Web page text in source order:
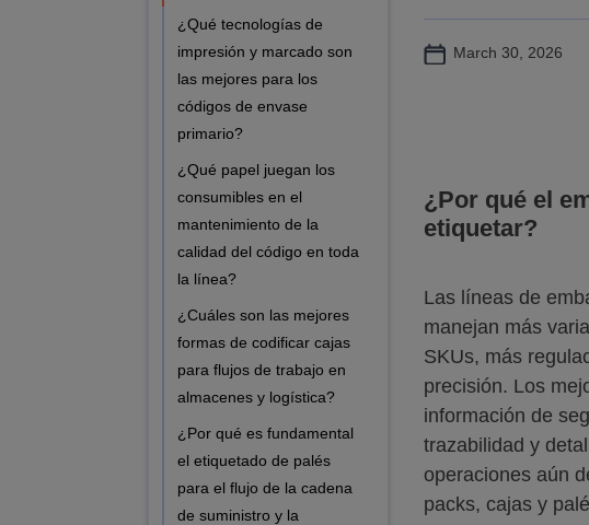
¿Qué tecnologías de
impresión y marcado son
las mejores para los
códigos de envase
primario?
¿Qué papel juegan los
consumibles en el
mantenimiento de la
calidad del código en toda
la línea?
¿Cuáles son las mejores
formas de codificar cajas
para flujos de trabajo en
almacenes y logística?
¿Por qué es fundamental
el etiquetado de palés
para el flujo de la cadena
de suministro y la
March 30, 2026
¿Por qué el
etiquetar?
Las líneas de
manejan más
SKUs, más
precisión. Los
información de
trazabilidad y
operaciones aún
packs, cajas y